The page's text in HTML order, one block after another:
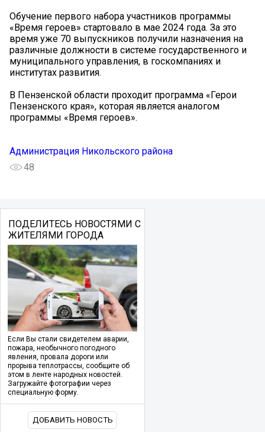
Обучение первого набора участников программы
«Время героев» стартовало в мае 2024 года. За это
время уже 70 выпускников получили назначения на
различные должности в системе государственного и
муниципального управления, в госкомпаниях и
институтах развития.
В Пензенской области проходит программа «Герои
Пензенского края», которая является аналогом
программы «Время героев».
Администрация Никольского района
48
ПОДЕЛИТЕСЬ НОВОСТЯМИ С
ЖИТЕЛЯМИ ГОРОДА
Если Вы стали свидетелем аварии,
пожара, необычного погодного
явления, провала дороги или
прорыва теплотрассы, сообщите об
этом в ленте народных новостей.
Загружайте фотографии через
специальную форму.
ДОБАВИТЬ НОВОСТЬ